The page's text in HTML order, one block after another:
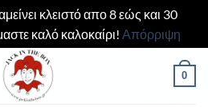
κλειστό απο 8 εώς και 30
καλό καλοκαίρι! Απόρριψη
0